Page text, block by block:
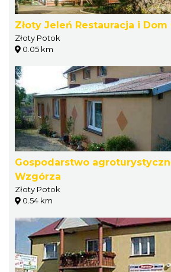
Złoty Jeleń Restauracja i Dom
Złoty Potok
0.05 km
Gospodarstwo
Wzgórza
Złoty Potok
0.54 km